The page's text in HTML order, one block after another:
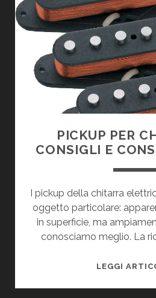
PICKUP PER
CONSIGLI E
I pickup della chitarra
oggetto particolare:
in superficie, ma
conosciamo meglio. La
LEGGI